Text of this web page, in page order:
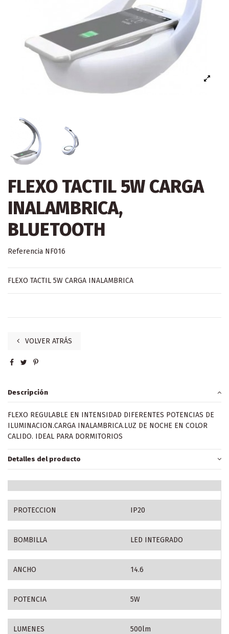
FLEXO TACTIL 5W CARGA
INALAMBRICA,
BLUETOOTH
Referencia NF016
FLEXO TACTIL 5W CARGA INALAMBRICA
VOLVER ATRÁS
Descripción
FLEXO REGULABLE EN INTENSIDAD DIFERENTES POTENCIAS DE
ILUMINACION.CARGA INALAMBRICA.LUZ DE NOCHE EN COLOR
CALIDO. IDEAL PARA DORMITORIOS
Detalles del producto
PROTECCION IP20
BOMBILLA LED INTEGRADO
ANCHO 14.6
POTENCIA 5W
LUMENES 500lm